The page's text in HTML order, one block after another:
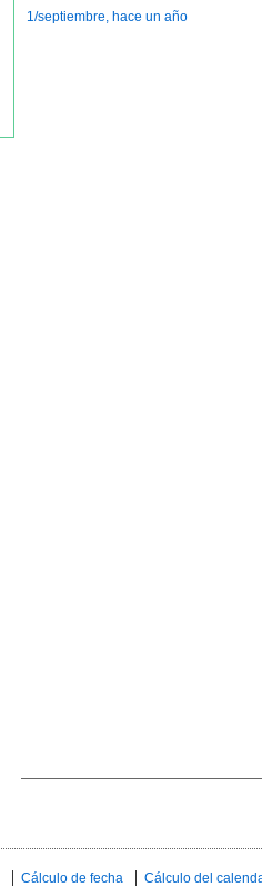
1/septiembre, hace un año
Cálculo de fecha Cálculo del